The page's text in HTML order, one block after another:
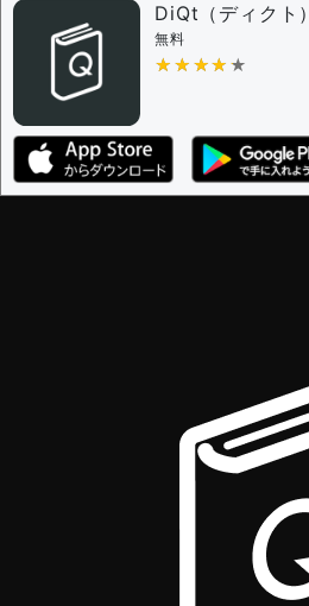
DiQt（ディクト）
無料
★★★★★
★★★★★